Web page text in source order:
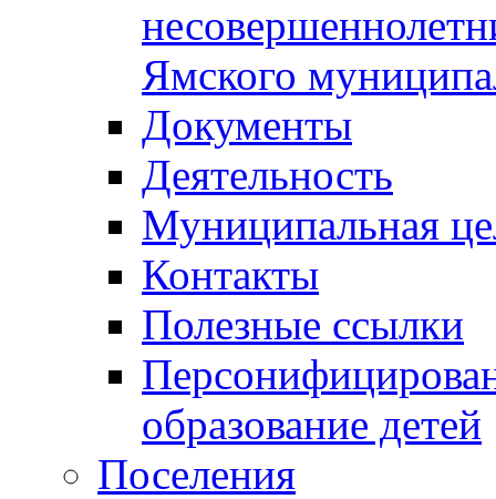
Ямского
Документы
Деятельность
Муниципальная
Контакты
Полезные ссылки
образование детей
Поселения